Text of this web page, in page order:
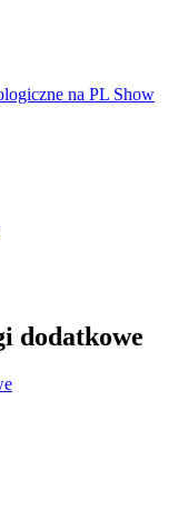
na PL Show
dodatkowe